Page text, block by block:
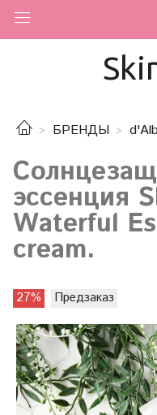
БРЕНДЫ
эссенция
Waterful
cream.
27% Предзаказ